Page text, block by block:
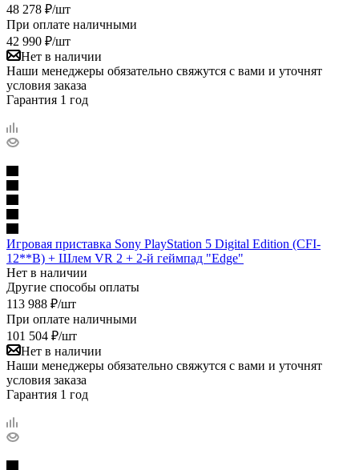
48 278 ₽/шт
При оплате наличными
42 990 ₽/шт
Нет в наличии
Наши менеджеры обязательно свяжутся с вами и уточнят
условия заказа
Гарантия 1 год
Игровая приставка Sony PlayStation 5 Digital Edition (CFI-
12**B) + Шлем VR 2 + 2-й геймпад "Edge"
Нет в наличии
Другие способы оплаты
113 988 ₽/шт
При оплате наличными
101 504 ₽/шт
Нет в наличии
Наши менеджеры обязательно свяжутся с вами и уточнят
условия заказа
Гарантия 1 год